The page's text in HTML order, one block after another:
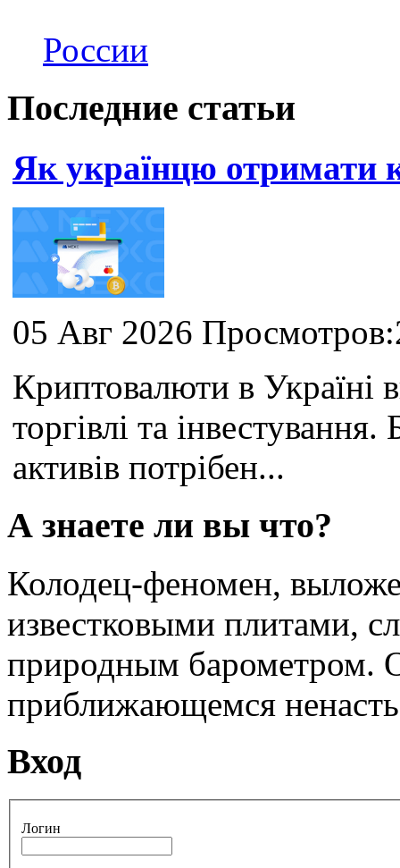
России
Последние статьи
Як українцю отримати
05 Авг 2026
Криптовалюти в Україні
торгівлі та
активів потрібен...
А знаете ли вы что?
Колодец-феномен,
известковыми плитами,
природным барометром.
приближающемся
Вход
Логин